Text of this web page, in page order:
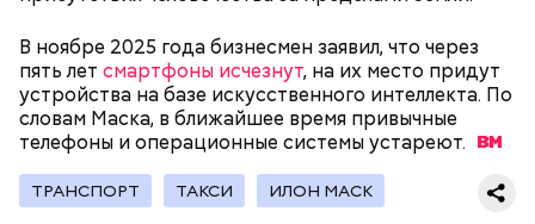
В ноябре 2025 года бизнесмен заявил, что через
пять лет смартфоны исчезнут, на их место придут
устройства на базе искусственного интеллекта. По
словам Маска, в ближайшее время привычные
телефоны и операционные системыустареют.
ТРАНСПОРТ ТАКСИ ИЛОН МАСК
Остров Сокотра, Йемен
года, после чего ушел с поста, но остался
держателем акций компании. Сейчас его состояние
оценивается в 126 миллиардов долларов.
(Пенсильвания, США) 24 сентября 1880 года. Всего
в ее семье было семь детей, однако трое ее
является старейшим из ныне живущих людей,
женщина с улыбкой ответила: «Ну и что?». Сама
Носс отмечала, что секрет ее долголетия
заключается в постоянной двигательной
активности и отсутствии беспокойства по поводу
возраста. Однако стоит отметить, что ей в том
числе повезло с генетикой: в роду женщины
большое количество долгожителей. Сара не имела
вредных привычек, но очень любила сладости и